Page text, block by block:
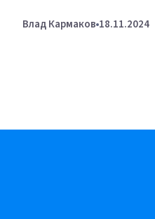
Влад Кармаков 18.11.2024